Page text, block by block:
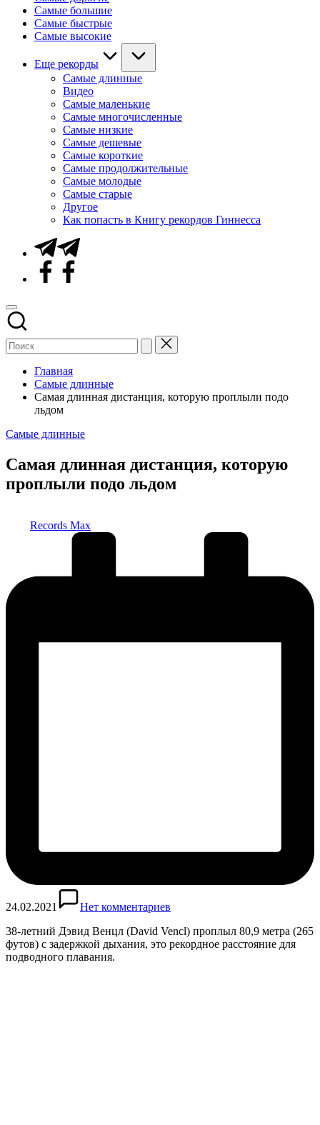
Самые большие
Самые быстрые
Самые высокие
Еще рекорды
Самые длинные
Видео
Самые маленькие
Самые многочисленные
Самые низкие
Самые дешевые
Самые короткие
Самые продолжительные
Самые молодые
Самые старые
Другое
Как попасть в Книгу рекордов Гиннесса
Telegram
Facebook
Главная
Самые длинные
Самая длинная дистанция, которую проплыли подо
льдом
Опубликовано
Самые длинные
Самая длинная дистанция, которую
проплыли подо льдом
Records Max
24.02.2021
Нет комментариев
38-летний Дэвид Венцл (David Vencl) проплыл 80,9 метра (265
футов) с задержкой дыхания, это рекордное расстояние для
подводного плавания.